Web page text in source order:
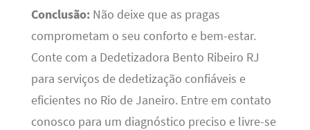
Conclusão:Não deixe que as pragas
comprometam o seu conforto e bem-estar.
Conte com a Dedetizadora Bento Ribeiro RJ
para serviços de dedetização confiáveis e
eficientes no Rio de Janeiro. Entre em contato
conosco para um diagnóstico preciso e livre-se